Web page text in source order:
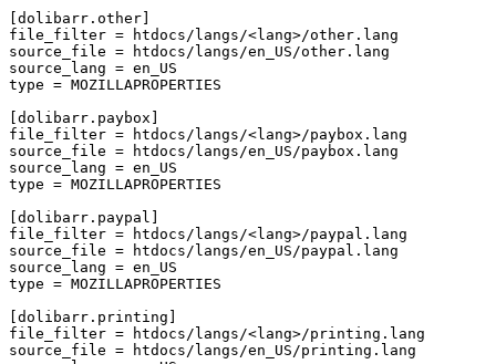
[dolibarr.other]
file_filter =
htdocs/langs/<lang>/other.lang
source_file =
htdocs/langs/en_US/other.lang
source_lang = en_US
type = MOZILLAPROPERTIES
[dolibarr.paybox]
file_filter =
htdocs/langs/<lang>/paybox.lang
source_file =
htdocs/langs/en_US/paybox.lang
source_lang = en_US
type = MOZILLAPROPERTIES
[dolibarr.paypal]
file_filter =
htdocs/langs/<lang>/paypal.lang
source_file =
htdocs/langs/en_US/paypal.lang
source_lang = en_US
type = MOZILLAPROPERTIES
[dolibarr.printing]
file_filter =
htdocs/langs/<lang>/printing.lang
source_file =
htdocs/langs/en_US/printing.lang